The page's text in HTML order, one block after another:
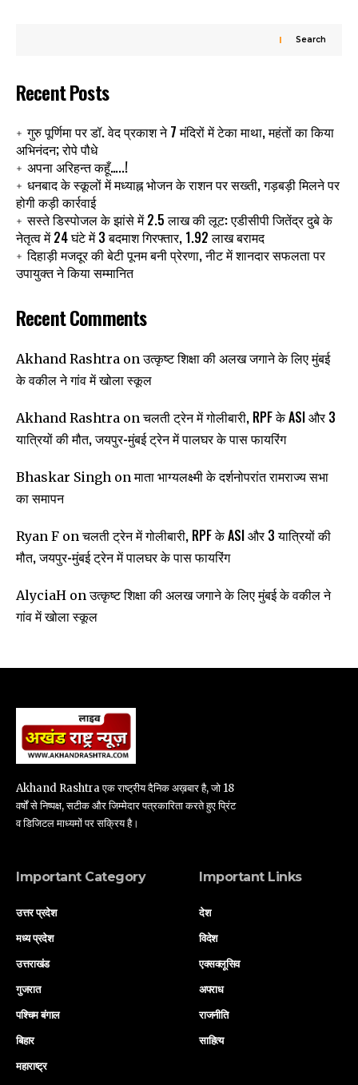
Search
Recent Posts
गुरु पूर्णिमा पर डॉ. वेद प्रकाश ने 7 मंदिरों में टेका माथा, महंतों का किया
अभिनंदन; रोपे पौधे
अपना अरिहन्त कहूँ…..!
धनबाद के स्कूलों में मध्याह्न भोजन के राशन पर सख्ती, गड़बड़ी मिलने पर
होगी कड़ी कार्रवाई
सस्ते डिस्पोजल के झांसे में 2.5 लाख की लूट: एडीसीपी जितेंद्र दुबे के
नेतृत्व में 24 घंटे में 3 बदमाश गिरफ्तार, 1.92 लाख बरामद
दिहाड़ी मजदूर की बेटी पूनम बनी प्रेरणा, नीट में शानदार सफलता पर
उपायुक्त ने किया सम्मानित
Recent Comments
Akhand Rashtra onउत्कृष्ट शिक्षा की अलख जगाने के लिए मुंबई
के वकील ने गांव में खोला स्कूल
Akhand Rashtra onचलती ट्रेन में गोलीबारी, RPF के ASI और 3
यात्रियों की मौत, जयपुर-मुंबई ट्रेन में पालघर के पास फायरिंग
Bhaskar Singh onमाता भाग्यलक्ष्मी के दर्शनोपरांत रामराज्य सभा
का समापन
Ryan F onचलती ट्रेन में गोलीबारी, RPF के ASI और 3 यात्रियों की
मौत, जयपुर-मुंबई ट्रेन में पालघर के पास फायरिंग
AlyciaH onउत्कृष्ट शिक्षा की अलख जगाने के लिए मुंबई के वकील ने
गांव में खोला स्कूल
Akhand Rashtra एक राष्ट्रीय दैनिक अख़बार है, जो 18
वर्षों से निष्पक्ष, सटीक और जिम्मेदार पत्रकारिता करते हुए प्रिंट
व डिजिटल माध्यमों पर सक्रिय है।
Important Category
उत्तर प्रदेश
मध्य प्रदेश
उत्तराखंड
गुजरात
पश्चिम बंगाल
बिहार
महाराष्ट्र
Important Links
देश
विदेश
एक्सक्लूसिव
अपराध
राजनीति
साहित्य